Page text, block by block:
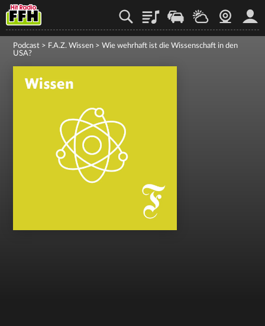
PlaylistStaupilotWetterWebcam
Podcast > F.A.Z. Wissen > Wie wehrhaft ist die Wissenschaft in den
USA?